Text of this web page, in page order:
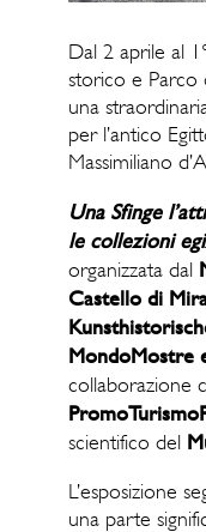
Dal 2 aprile al
storico e Parco
una
per l’antico
Massimiliano
Una Sfinge
le collezioni
organizzata dal
Castello di
MondoMostre
collaborazione
scientifico del
L’esposizione
una parte